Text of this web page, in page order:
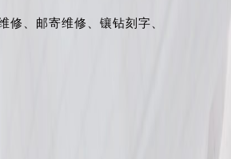
修、 邮寄维修、镶钻刻字、